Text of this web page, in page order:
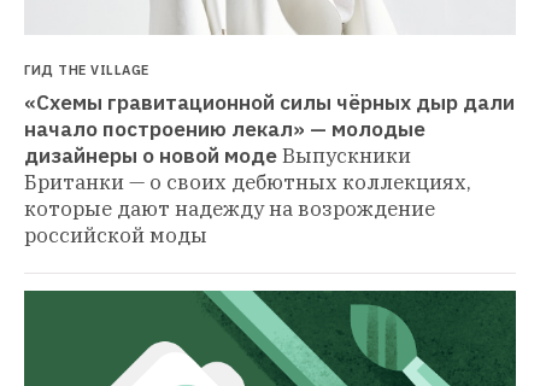
ГИД THE VILLAGE
«Схемы гравитационной силы чёрных дыр дали
начало построению лекал» — молодые
дизайнеры о новой модеВыпускники
Британки — о своих дебютных коллекциях,
которые дают надежду на возрождение
российской моды